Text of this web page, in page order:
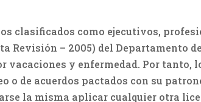
clasificados como ejecutivos,
Revisión – 2005) del Departamento
y enfermedad. Por tanto,
o de acuerdos pactados con su
la misma aplicar cualquier otra